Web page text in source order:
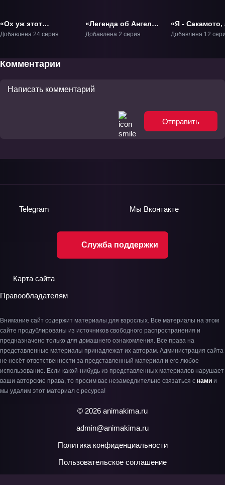
«Ох уж этот
экстрасенс Сайки
Добавлена 24 серия
«Легенда об Ангеле»
ТВ-1
Добавлена 2 серия
«Я - Сакамото,
что?» ТВ-1
Добавлена 12
Комментарии
Отправить
Служба поддержки
Telegram Мы Вконтакте
Карта сайта
Правообладателям
Внимание сайт содержит материалы для взрослых. Все материалы на этом
сайте продублированы из источников свободного распространения и
предназначено только для домашнего ознакомления. Все права на
представленные материалы принадлежат их авторам. Администрация сайта
не несёт ответственности за представленный материал и его любое
использование. Если какой-нибудь из представленных материалов нарушает
ваши авторские права, то просим вас незамедлительно связаться с нами и
мы удалим этот материал с ресурса!
© 2026 animakima.ru
admin@animakima.ru
Политика конфиденциальности
Пользовательское соглашение